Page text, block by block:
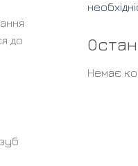
до
Немає